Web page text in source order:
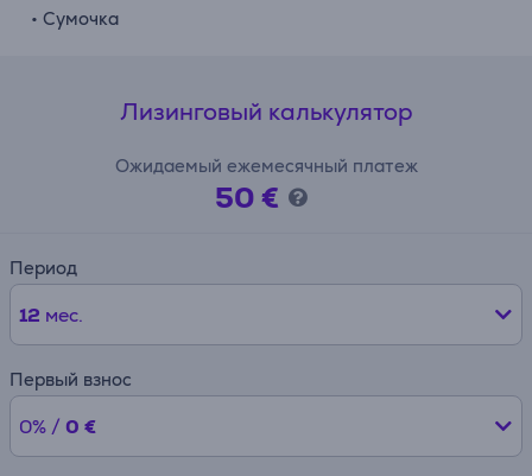
• Сумочка
Лизинговый калькулятор
Ожидаемый ежемесячный платеж
50 €
Период
12 мес.
Первый взнос
0% / 0 €